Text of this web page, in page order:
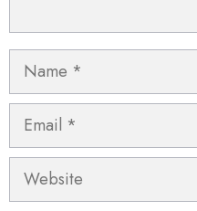
Name
Email
Website